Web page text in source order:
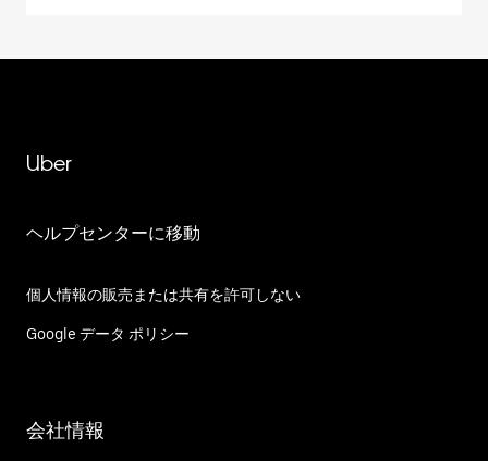
Uber
ヘルプセンターに移動
個人情報の販売または共有を許可しない
Google データ ポリシー
会社情報